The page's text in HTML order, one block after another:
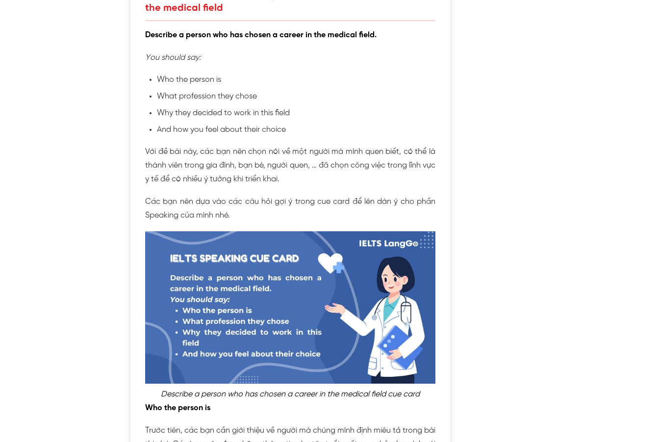
the medical field
Describe a person who has chosen a career in the medical field.
You should say:
Who the person is
What profession they chose
Why they decided to work in this field
And how you feel about their choice
Với đề bài này, các bạn nên chọn nói về một người mà mình quen biết, có thể là
thành viên trong gia đình, bạn bè, người quen, … đã chọn công việc trong lĩnh vực
y tế để có nhiều ý tưởng khi triển khai.
Các bạn nên dựa vào các câu hỏi gợi ý trong cue card để lên dàn ý cho phần
Speaking của mình nhé.
Describe a person who has chosen a career in the medical field cue card
Who the person is
Trước tiên, các bạn cần giới thiệu về người mà chúng mình định miêu tả trong bài